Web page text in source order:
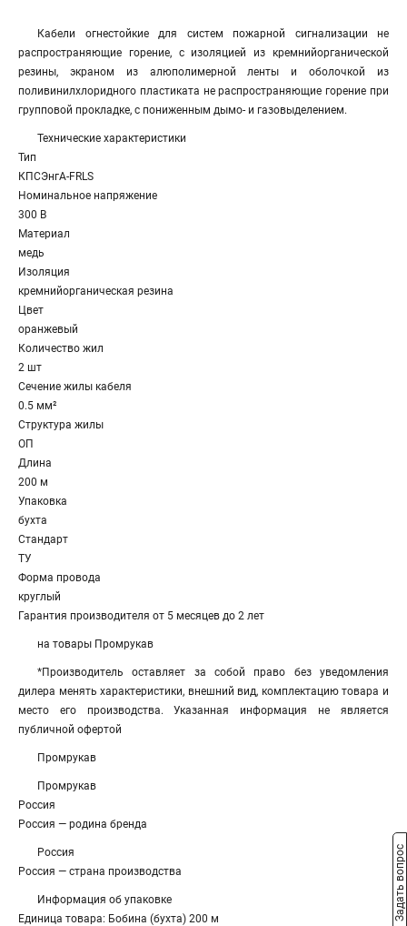
Кабели огнестойкие для систем пожарной сигнализации не
распространяющие горение, с изоляцией из кремнийорганической
резины, экраном из алюполимерной ленты и оболочкой из
поливинилхлоридного пластиката не распространяющие горение при
групповой прокладке, с пониженным дымо- и газовыделением.
Технические характеристики
Тип
КПСЭнгА-FRLS
Номинальное напряжение
300 В
Материал
медь
Изоляция
кремнийорганическая резина
Цвет
оранжевый
Количество жил
2 шт
Сечение жилы кабеля
0.5 мм²
Структура жилы
ОП
Длина
200 м
Упаковка
бухта
Стандарт
ТУ
Форма провода
круглый
Гарантия производителя от 5 месяцев до 2 лет
на товары Промрукав
*Производитель оставляет за собой право без уведомления
дилера менять характеристики, внешний вид, комплектацию товара и
место его производства. Указанная информация не является
публичной офертой
Промрукав
Промрукав
Россия
Россия — родина бренда
Россия
Россия — страна производства
Информация об упаковке
Единица товара: Бобина (бухта) 200 м
Задать вопрос